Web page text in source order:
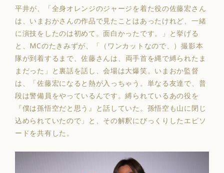
平井が、「全身オレンジのジャージを着た役の佐藤宏さん
は、いまおかさんの作品で見たことはあったけれど、一緒
に演技をしたのは初めて。面白かったです。」と挙げる
と、MCのたきみずが、「（ワンカットなので、）撮影本
隊が到着するまで、佐藤さんは、 両手首を縄で縛られたま
まだった」と裏話を話し、会場は大爆笑。いまおか監督
は、「佐藤宏になると熱が入っちゃう。単なる友達で、普
段は警備員をやっているんです。縛られているあの役を
『僕は孫悟空だと思う』と話していた。孫悟空も山に閉じ
込められていたので」と、その解釈にびっくりしたエピソ
ードを共有した。